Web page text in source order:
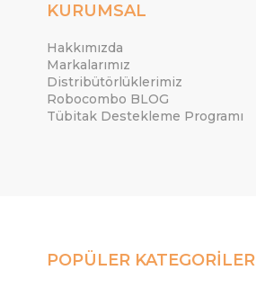
KURUMSAL
Hakkımızda
Markalarımız
Distribütörlüklerimiz
Robocombo BLOG
Tübitak Destekleme Programı
POPÜLER KATEGORİLER